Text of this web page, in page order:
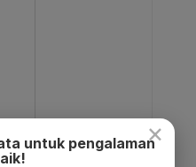
×
untuk pengalaman